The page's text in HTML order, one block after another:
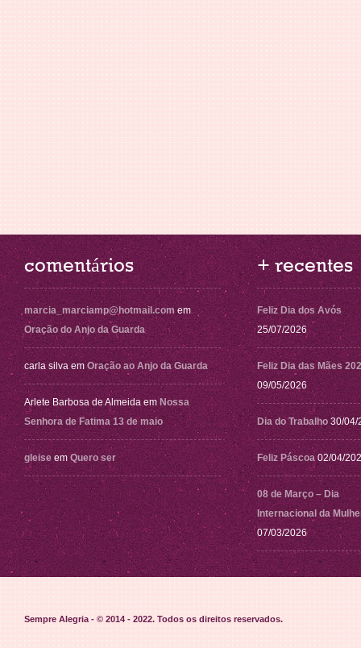
comentários
marcia_marciamp@hotmail.com em
Oração do Anjo da Guarda
carla silva em Oração ao Anjo da Guarda
Arlete Barbosa de Almeida em Nossa
Senhora de Fatima 13 de maio
gleise em Quero ser
+ recentes
Feliz Dia dos Avós
25/07/2026
Feliz Dia das Mães
09/05/2026
Dia do Trabalho 30/04/
Feliz Páscoa 02/04/
08 de Março – Dia
Internacional da
07/03/2026
Sempre Alegria - © 2014 - 2022. Todos os direitos reservados.